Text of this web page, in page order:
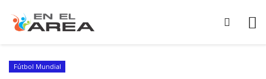
Fútbol Mundial